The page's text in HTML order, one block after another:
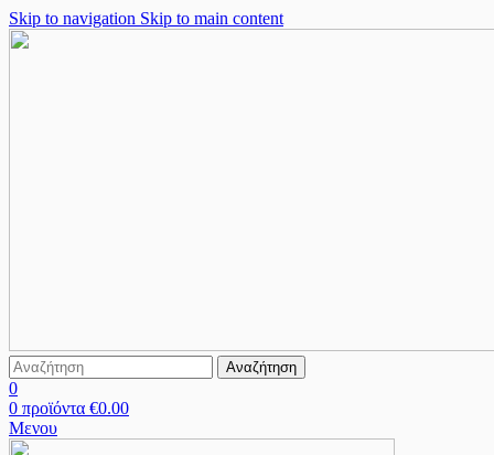
Skip to navigation Skip to main content
Αναζήτηση
0
0 προϊόντα €0.00
Μενου